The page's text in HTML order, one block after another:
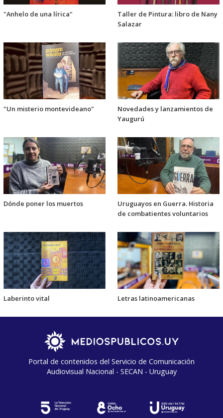
"Anhelo de una lírica"
Taller de Pintura: libro de Nany
Salazar
"Un misterio montevideano"
Novedades y lanzamientos de
Yaugurú
Dónde poner los muertos
Uruguayos en Guerra. Historia
de combatientes voluntarios
Laberinto vital Letras latinoamericanas
Portal de contenidos del Servicio de Comunicación
Audiovisual Nacional - SECAN - Uruguay